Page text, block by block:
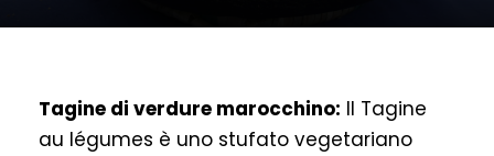
Tagine di verdure marocchino: Il Tagine
au légumes è uno stufato vegetariano